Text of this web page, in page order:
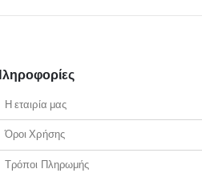
Η εταιρία μας
Όροι Χρήσης
Τρόποι Πληρωμής